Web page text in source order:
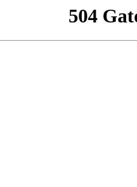
504